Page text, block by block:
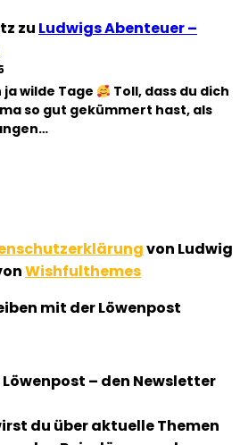
zu Ludwigs Abenteuer –
ja wilde Tage
Toll, dass du dich
so gut gekümmert hast, als
von Ludwig
Wishfulthemes
mit der Löwenpost
– den Newsletter
du über aktuelle Themen